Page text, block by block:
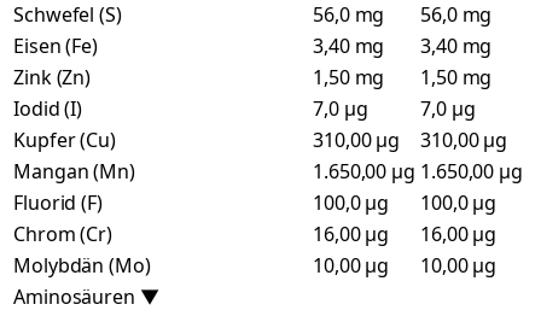
Schwefel (S)
56,0 mg
56,0 mg
Eisen (Fe)
3,40 mg
3,40 mg
Zink (Zn)
1,50 mg
1,50 mg
Iodid (I)
7,0 µg
7,0 µg
Kupfer (Cu)
310,00 µg
310,00 µg
Mangan (Mn)
1.650,00 µg 1.650,00 µg
Fluorid (F)
100,0 µg
100,0 µg
Chrom (Cr)
16,00 µg
16,00 µg
Molybdän (Mo)
10,00 µg
10,00 µg
Aminosäuren ▼